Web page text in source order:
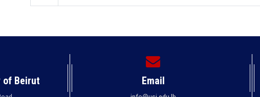
of Beirut Email